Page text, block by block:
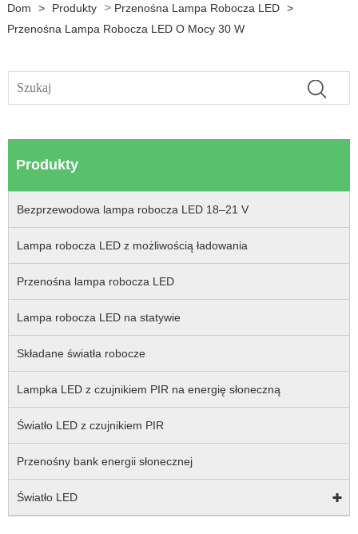
Dom > Produkty > Przenośna Lampa Robocza LED >
Przenośna Lampa Robocza LED O Mocy 30 W
Produkty
Bezprzewodowa lampa robocza LED 18–21 V
Lampa robocza LED z możliwością ładowania
Przenośna lampa robocza LED
Lampa robocza LED na statywie
Składane światła robocze
Lampka LED z czujnikiem PIR na energię słoneczną
Światło LED z czujnikiem PIR
Przenośny bank energii słonecznej
Światło LED